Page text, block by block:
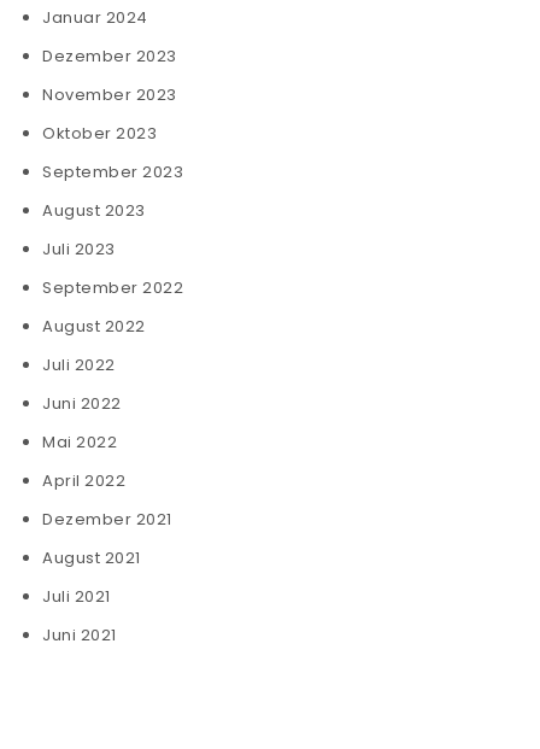
Januar 2024
Dezember 2023
November 2023
Oktober 2023
September 2023
August 2023
Juli 2023
September 2022
August 2022
Juli 2022
Juni 2022
Mai 2022
April 2022
Dezember 2021
August 2021
Juli 2021
Juni 2021